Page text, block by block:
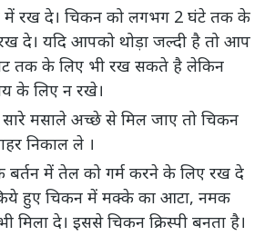
दे। यदि आपको थोड़ा जल्दी है तो आप
तक के लिए भी रख सकते है लेकिन
के लिए न रखे।
निकाल ले ।
हुए चिकन में मक्के का आटा, नमक
मिला दे। इससे चिकन क्रिस्पी बनता है।